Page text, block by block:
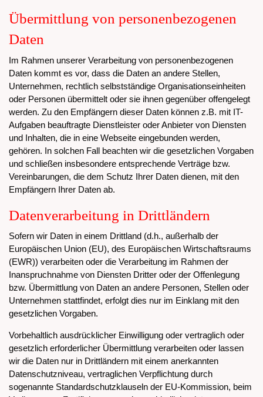
Übermittlung von personenbezogenen
Daten
Im Rahmen unserer Verarbeitung von personenbezogenen
Daten kommt es vor, dass die Daten an andere Stellen,
Unternehmen, rechtlich selbstständige Organisationseinheiten
oder Personen übermittelt oder sie ihnen gegenüber offengelegt
werden. Zu den Empfängern dieser Daten können z.B. mit IT-
Aufgaben beauftragte Dienstleister oder Anbieter von Diensten
und Inhalten, die in eine Webseite eingebunden werden,
gehören. In solchen Fall beachten wir die gesetzlichen Vorgaben
und schließen insbesondere entsprechende Verträge bzw.
Vereinbarungen, die dem Schutz Ihrer Daten dienen, mit den
Empfängern Ihrer Daten ab.
Datenverarbeitung in Drittländern
Sofern wir Daten in einem Drittland (d.h., außerhalb der
Europäischen Union (EU), des Europäischen Wirtschaftsraums
(EWR)) verarbeiten oder die Verarbeitung im Rahmen der
Inanspruchnahme von Diensten Dritter oder der Offenlegung
bzw. Übermittlung von Daten an andere Personen, Stellen oder
Unternehmen stattfindet, erfolgt dies nur im Einklang mit den
gesetzlichen Vorgaben.
Vorbehaltlich ausdrücklicher Einwilligung oder vertraglich oder
gesetzlich erforderlicher Übermittlung verarbeiten oder lassen
wir die Daten nur in Drittländern mit einem anerkannten
Datenschutzniveau, vertraglichen Verpflichtung durch
sogenannte Standardschutzklauseln der EU-Kommission, beim